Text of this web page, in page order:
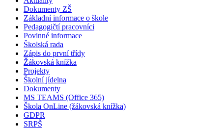
Dokumenty ZŠ
Základní informace o škole
Pedagogičtí pracovníci
Povinné informace
Školská rada
Zápis do první třídy
Žákovská knížka
Projekty
Školní jídelna
Dokumenty
MS TEAMS (Office 365)
Škola OnLine (žákovská knížka)
GDPR
SRPŠ